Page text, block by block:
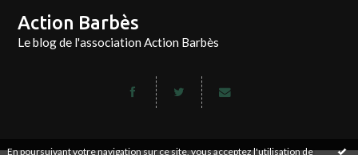
En poursuivant votre navigation sur ce site, vous acceptez l'utilisation de
Action Barbès
Le blog de l'association Action Barbès